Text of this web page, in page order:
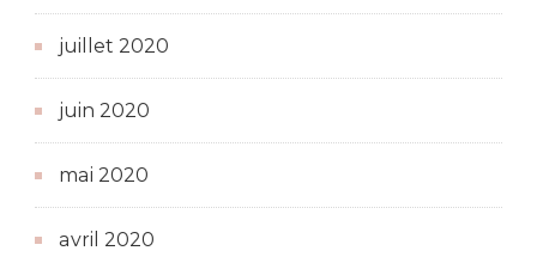
juillet 2020
juin 2020
mai 2020
avril 2020